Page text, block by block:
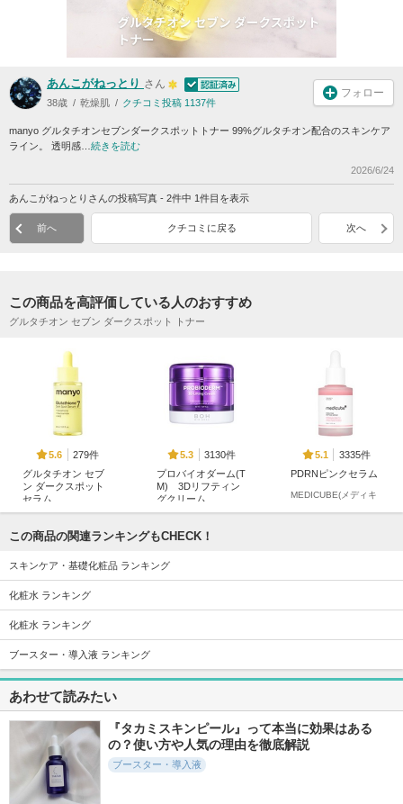
あんこがねっとり さん
38歳 乾燥肌 クチコミ投稿 1137件
フォロー
manyo グルタチオンセブンダークスポットトナー 99%グルタチオン配合のスキンケア
ライン。 透明感… 続きを読む
2026/6/24
あんこがねっとりさんの投稿写真 - 2件中 1件目を表示
前へ クチコミに戻る 次へ
この商品を高評価している人のおすすめ
グルタチオン セブン ダークスポット トナー
5.6
279件
グルタチオン セブ
ン ダークスポット
セラム
5.3
3130件
プロバイオダーム(T
M) 3Dリフティン
グクリーム
5.1
3335件
PDRNピンクセラム
MEDICUBE(メディキ
5.7
2521件
レッドブレミッシュ
リーム
Dr.G(ドクタージー)
C
この商品の関連ランキングもCHECK！
スキンケア・基礎化粧品 ランキング
化粧水 ランキング
化粧水 ランキング
ブースター・導入液 ランキング
あわせて読みたい
『タカミスキンピール』って本当に効果はある
の？使い方や人気の理由を徹底解説
ブースター・導入液